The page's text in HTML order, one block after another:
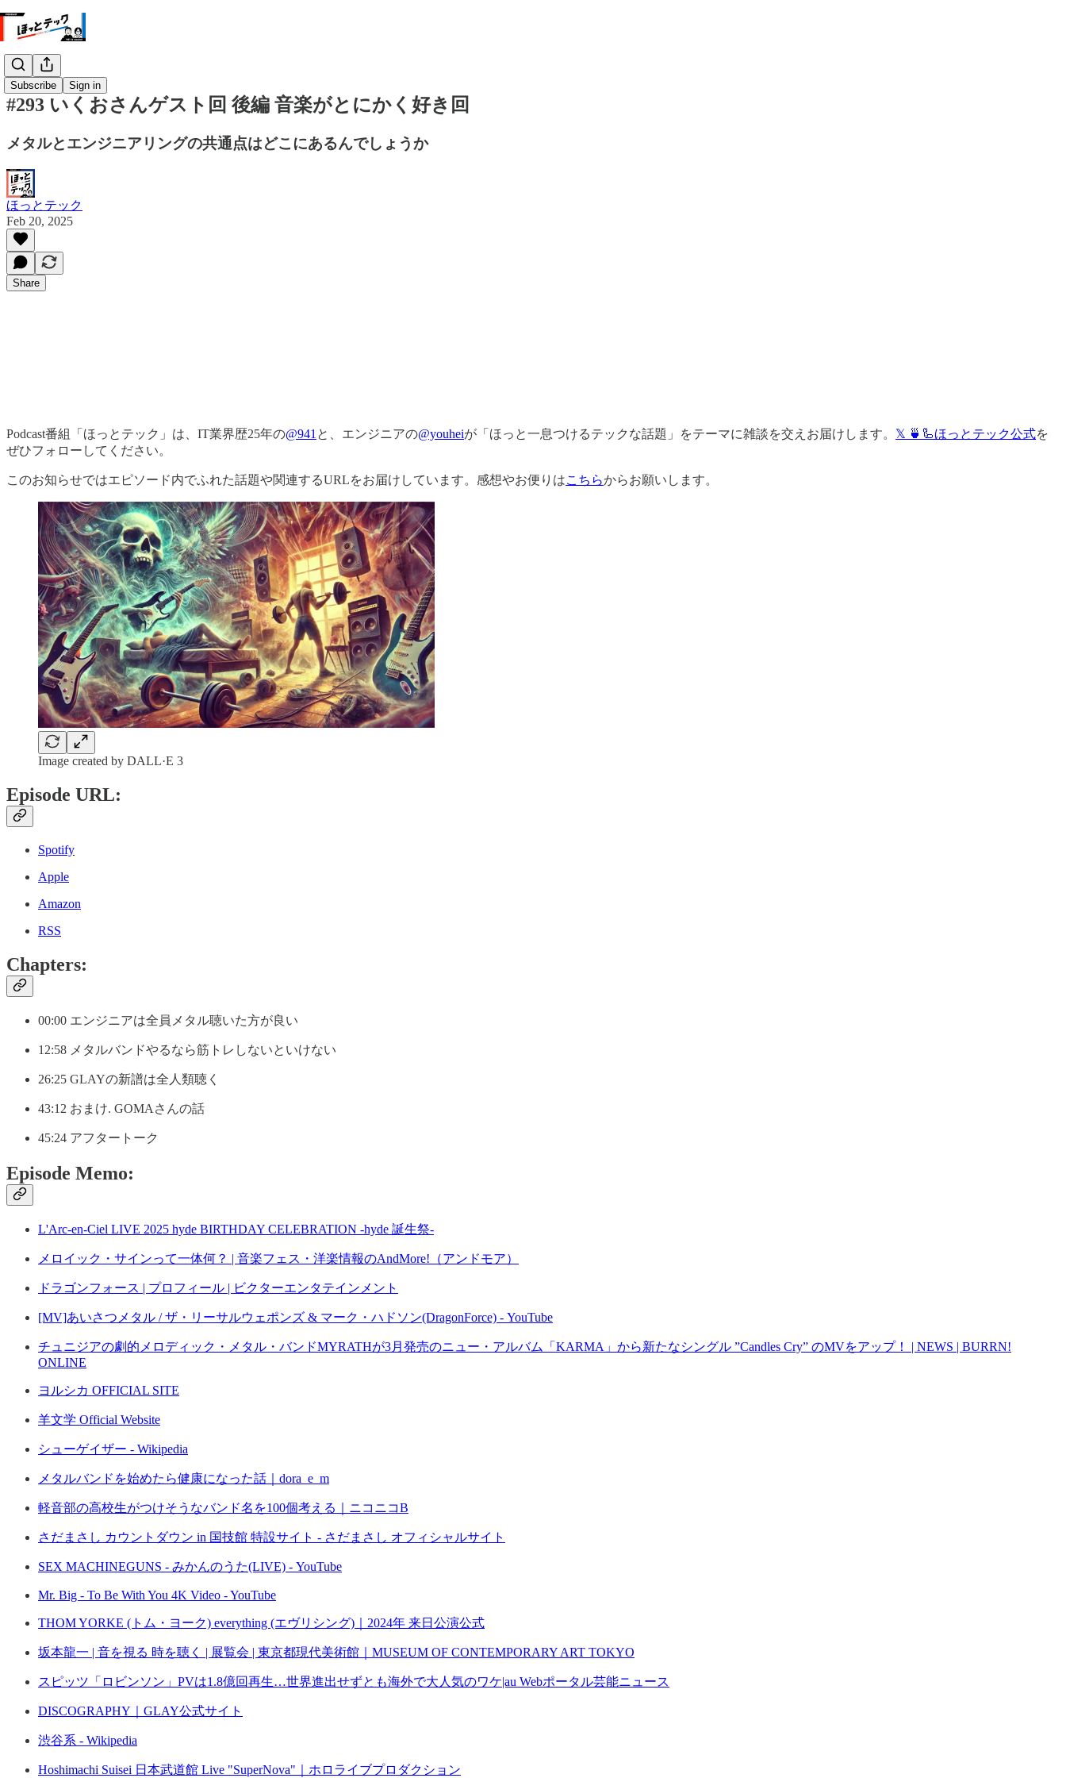
Subscribe Sign in
#293 いくおさんゲスト回 後編 音楽がとにかく好き回
メタルとエンジニアリングの共通点はどこにあるんでしょうか
ほっとテック
Feb 20, 2025
Share
Podcast番組「ほっとテック」は、IT業界歴25年の@941 と、エンジニアの@youheiが「ほっと一息つけるテックな話題」をテーマに雑談を交えお届けします。 𝕏 🍵🦾ほっとテック公式を
ぜひフォローしてください。
このお知らせではエピソード内でふれた話題や関連するURLをお届けしています。感想やお便りはこちらからお願いします。
Image created by DALL·E 3
Episode URL:
Spotify
Apple
Amazon
RSS
Chapters:
00:00 エンジニアは全員メタル聴いた方が良い
12:58 メタルバンドやるなら筋トレしないといけない
26:25 GLAYの新譜は全人類聴く
43:12 おまけ. GOMAさんの話
45:24 アフタートーク
Episode Memo:
L'Arc-en-Ciel LIVE 2025 hyde BIRTHDAY CELEBRATION -hyde 誕生祭-
メロイック・サインって一体何？ | 音楽フェス・洋楽情報のAndMore!（アンドモア）
ドラゴンフォース | プロフィール | ビクターエンタテインメント
[MV]あいさつメタル / ザ・リーサルウェポンズ & マーク・ハドソン(DragonForce) - YouTube
チュニジアの劇的メロディック・メタル・バンドMYRATHが3月発売のニュー・アルバム「KARMA」から新たなシングル ”Candles Cry” のMVをアップ！ | NEWS | BURRN!
ONLINE
ヨルシカ OFFICIAL SITE
羊文学 Official Website
シューゲイザー - Wikipedia
メタルバンドを始めたら健康になった話｜dora_e_m
軽音部の高校生がつけそうなバンド名を100個考える｜ニコニコB
さだまさし カウントダウン in 国技館 特設サイト - さだまさし オフィシャルサイト
SEX MACHINEGUNS - みかんのうた(LIVE) - YouTube
Mr. Big - To Be With You 4K Video - YouTube
THOM YORKE (トム・ヨーク) everything (エヴリシング)｜2024年 来日公演公式
坂本龍一 | 音を視る 時を聴く | 展覧会 | 東京都現代美術館｜MUSEUM OF CONTEMPORARY ART TOKYO
スピッツ「ロビンソン」PVは1.8億回再生…世界進出せずとも海外で大人気のワケ|au Webポータル芸能ニュース
DISCOGRAPHY｜GLAY公式サイト
渋谷系 - Wikipedia
Hoshimachi Suisei 日本武道館 Live "SuperNova"｜ホロライブプロダクション